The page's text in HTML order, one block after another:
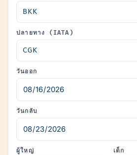
ปลายทาง (IATA)
วันออก
วันกลับ
ผู้ใหญ่ เด็ก